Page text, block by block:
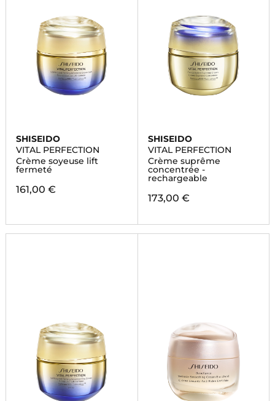
SHISEIDO
VITAL PERFECTION
Crème soyeuse lift
fermeté
161,00 €
SHISEIDO
VITAL PERFECTION
Crème suprême
concentrée -
rechargeable
173,00 €